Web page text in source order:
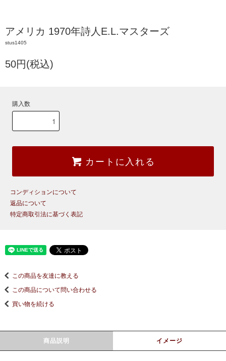
アメリカ 1970年詩人E.L.マスターズ
stus1405
50円(税込)
購入数
カートに入れる
コンディションについて
返品について
特定商取引法に基づく表記
この商品を友達に教える
この商品について問い合わせる
買い物を続ける
商品説明 イメージ